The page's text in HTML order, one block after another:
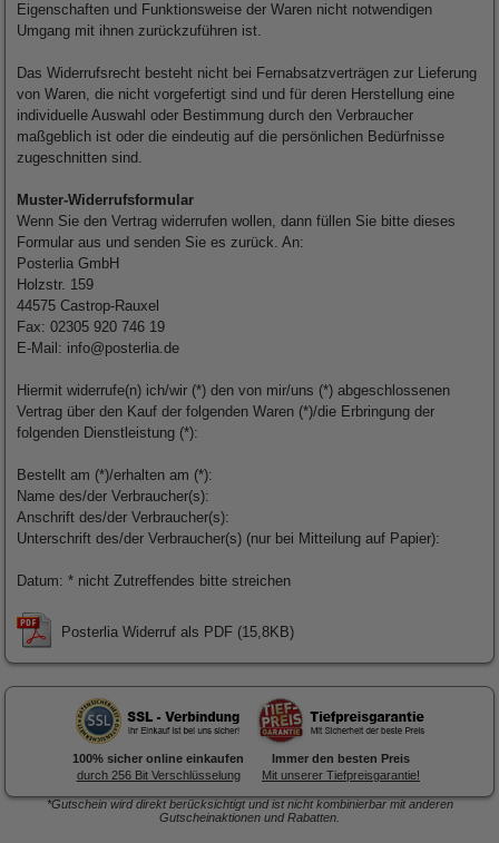
Eigenschaften und Funktionsweise der Waren nicht notwendigen
Umgang mit ihnen zurückzuführen ist.
Das Widerrufsrecht besteht nicht bei Fernabsatzverträgen zur Lieferung
von Waren, die nicht vorgefertigt sind und für deren Herstellung eine
individuelle Auswahl oder Bestimmung durch den Verbraucher
maßgeblich ist oder die eindeutig auf die persönlichen Bedürfnisse
zugeschnitten sind.
Muster-Widerrufsformular
Wenn Sie den Vertrag widerrufen wollen, dann füllen Sie bitte dieses
Formular aus und senden Sie es zurück. An:
Posterlia GmbH
Holzstr. 159
44575 Castrop-Rauxel
Fax: 02305 920 746 19
E-Mail: info@posterlia.de
Hiermit widerrufe(n) ich/wir (*) den von mir/uns (*) abgeschlossenen
Vertrag über den Kauf der folgenden Waren (*)/die Erbringung der
folgenden Dienstleistung (*):
Bestellt am (*)/erhalten am (*):
Name des/der Verbraucher(s):
Anschrift des/der Verbraucher(s):
Unterschrift des/der Verbraucher(s) (nur bei Mitteilung auf Papier):
Datum: * nicht Zutreffendes bitte streichen
Posterlia Widerruf als PDF (15,8KB)
100% sicher online einkaufen
durch 256 Bit Verschlüsselung
Immer den besten Preis
Mit unserer Tiefpreisgarantie!
*Gutschein wird direkt berücksichtigt und ist nicht kombinierbar mit anderen
Gutscheinaktionen und Rabatten.